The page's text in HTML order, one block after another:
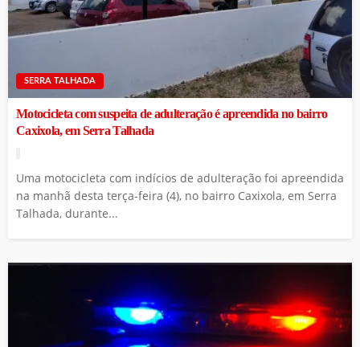
SERRA TALHADA
Motocicleta com suspeita de adulteração é apreendida no bairro
Caxixola, em Serra Talhada
Uma motocicleta com indícios de adulteração foi apreendida
na manhã desta terça-feira (4), no bairro Caxixola, em Serra
Talhada, durante...